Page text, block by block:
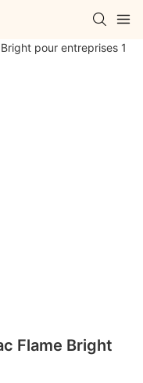
Flame Bright